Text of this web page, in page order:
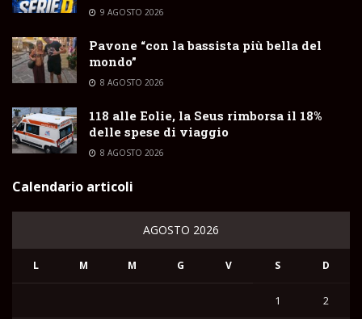
9 AGOSTO 2026
Pavone “con la bassista più bella del
mondo”
8 AGOSTO 2026
118 alle Eolie, la Seus rimborsa il 18%
delle spese di viaggio
8 AGOSTO 2026
Calendario articoli
AGOSTO 2026
L M M G V S D
1 2